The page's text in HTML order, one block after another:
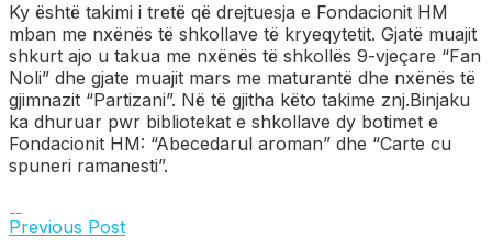
Ky është takimi i tretë që drejtuesja e Fondacionit HM
mban me nxënës të shkollave të kryeqytetit. Gjatë muajit
shkurt ajo u takua me nxënës të shkollës 9-vjeçare “Fan
Noli” dhe gjate muajit mars me maturantë dhe nxënës të
gjimnazit “Partizani”. Në të gjitha këto takime znj.Binjaku
ka dhuruar pwr bibliotekat e shkollave dy botimet e
Fondacionit HM: “Abecedarul aroman” dhe “Carte cu
spuneri ramanesti”.
Previous Post